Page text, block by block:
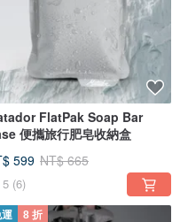
FlatPak Soap Bar
便攜旅行肥皂收納盒
599 NT$ 665
5 (6)
8 折